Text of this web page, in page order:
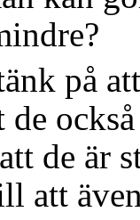
på
de är
att